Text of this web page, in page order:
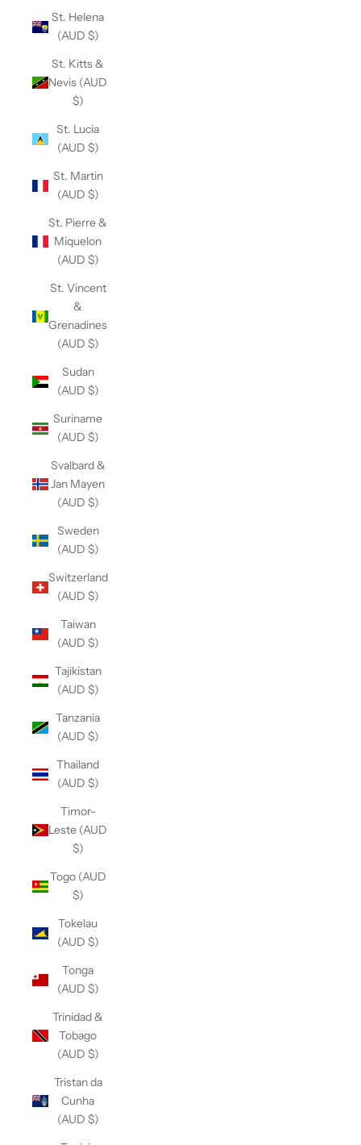
St. Helena
(AUD $)
St. Kitts &
Nevis (AUD
$)
St. Lucia
(AUD $)
St. Martin
(AUD $)
St. Pierre &
Miquelon
(AUD $)
St. Vincent
&
Grenadines
(AUD $)
Sudan
(AUD $)
Suriname
(AUD $)
Svalbard &
Jan Mayen
(AUD $)
Sweden
(AUD $)
Switzerland
(AUD $)
Taiwan
(AUD $)
Tajikistan
(AUD $)
Tanzania
(AUD $)
Thailand
(AUD $)
Timor-
Leste (AUD
$)
Togo (AUD
$)
Tokelau
(AUD $)
Tonga
(AUD $)
Trinidad &
Tobago
(AUD $)
Tristan da
Cunha
(AUD $)